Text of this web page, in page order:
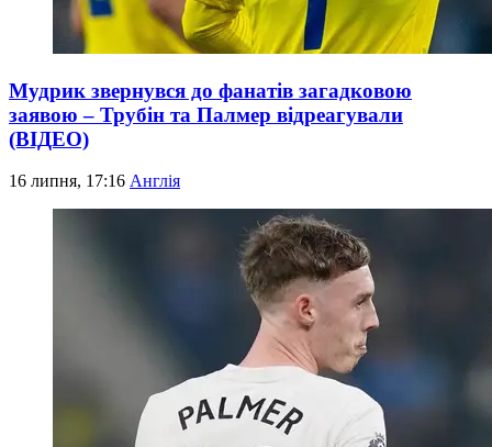
Мудрик звернувся до фанатів загадковою
заявою – Трубін та Палмер відреагували
(ВІДЕО)
16 липня, 17:16 Англія